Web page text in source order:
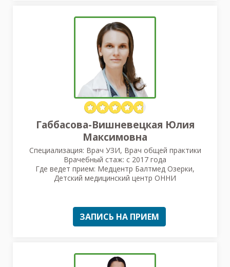
Габбасова-Вишневецкая Юлия
Максимовна
Специализация: Врач УЗИ, Врач общей практики
Врачебный стаж: с 2017 года
Где ведет прием: Медцентр Балтмед Озерки,
Детский медицинский центр ОННИ
ЗАПИСЬ НА ПРИЕМ